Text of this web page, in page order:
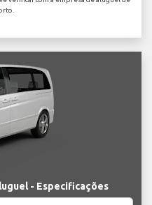
- Especificações